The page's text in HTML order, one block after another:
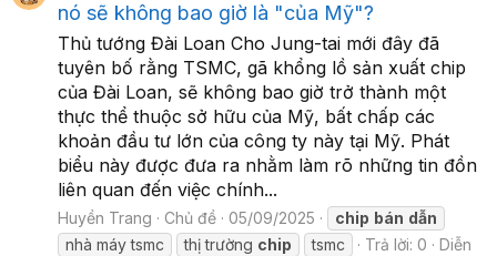
nó sẽ không bao giờ là "của Mỹ"?
Thủ tướng Đài Loan Cho Jung-tai mới đây đã
tuyên bố rằng TSMC, gã khổng lồ sản xuất chip
của Đài Loan, sẽ không bao giờ trở thành một
thực thể thuộc sở hữu của Mỹ, bất chấp các
khoản đầu tư lớn của công ty này tại Mỹ. Phát
biểu này được đưa ra nhằm làm rõ những tin đồn
liên quan đến việc chính...
Huyền Trang Chủ đề 05/09/2025 chip bán dẫn
nhà máy tsmc
thị trường chip tsmc Trả lời: 0
Diễn